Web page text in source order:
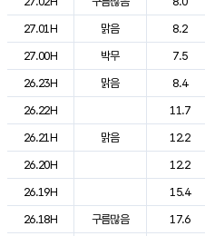
27.01H
맑음 8.2
27.00H
박무 7.5
26.23H
맑음 8.4
26.22H
11.7
26.21H
맑음 12.2
26.20H
12.2
26.19H
15.4
26.18H
구름많음 17.6